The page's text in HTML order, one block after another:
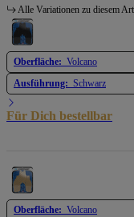
Alle Variationen zu diesem
Oberfläche: Volcano
Ausführung: Schwarz
Für Dich bestellbar
Oberfläche: Volcano